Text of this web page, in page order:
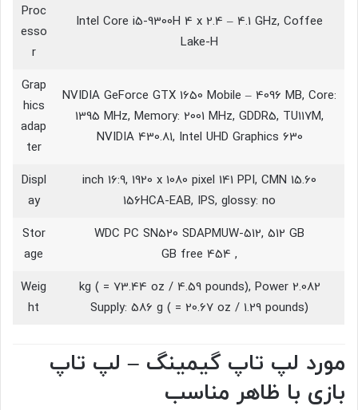
Intel Core i5-9300H 4 x 2.4 – 4.1 GHz, Coffee
Lake-H
Proc
esso
r
NVIDIA GeForce GTX 1650 Mobile – 4096 MB, Core:
1395 MHz, Memory: 2001 MHz, GDDR5, TU117M,
NVIDIA 430.81, Intel UHD Graphics 630
Grap
hics
adap
ter
15.60 inch 16:9, 1920 x 1080 pixel 141 PPI, CMN
156HCA-EAB, IPS, glossy: no
Displ
ay
WDC PC SN520 SDAPMUW-512, 512 GB
, 454 GB free
Stor
age
2.082 kg ( = 73.44 oz / 4.59 pounds), Power
Supply: 586 g ( = 20.67 oz / 1.29 pounds)
Weig
ht
مورد لپ تاپ گیمینگ – لپ تاپ
بازی با ظاهر مناسب